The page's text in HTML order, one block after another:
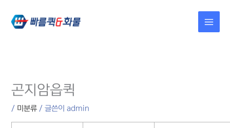
건너뛰기
곤지암읍퀵
/ 미분류 / 글쓴이admin